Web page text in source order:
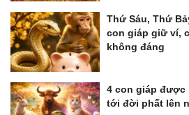
Thứ Sáu, Thứ
con giáp giữ ví,
không đáng
4 con giáp được
tới đời phất lên